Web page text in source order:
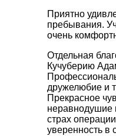
Приятно
пребывания.
очень
Отдельная
Кучуберию
дружелюбие и
Прекрасное
неравнодушие
страх
уверенность в